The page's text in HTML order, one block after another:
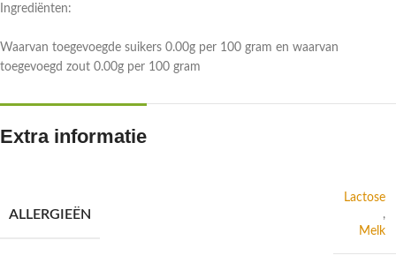
Ingrediënten:
Waarvan toegevoegde suikers 0.00g per 100 gram en waarvan
toegevoegd zout 0.00g per 100 gram
Extra informatie
ALLERGIEËN
Lactose
,
Melk